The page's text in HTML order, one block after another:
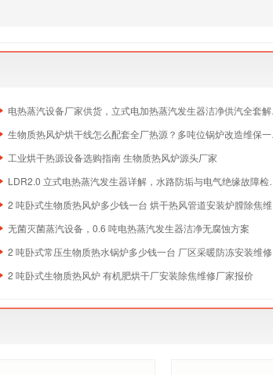
电热蒸汽设备厂家供货，立式电加热蒸汽发生器洁净供汽全套解决方案
生物质热风炉烘干线怎么配套全厂热源？多吨位锅炉改造维保一站式方案
工业烘干热源设备选购指南 生物质热风炉源头厂家
LDR2.0 立式电热蒸汽发生器详解，水路防垢与电气绝缘故障检修指南
2 吨卧式生物质热风炉多少钱一台 烘干热风管道安装炉膛除焦维修厂家
无菌灭菌蒸汽设备，0.6 吨电热蒸汽发生器洁净无腐蚀方案
2 吨卧式常压生物质热水锅炉多少钱一台 厂区采暖防冻安装维修厂家
2 吨卧式生物质热风炉 有机肥烘干厂安装除焦维修厂家报价